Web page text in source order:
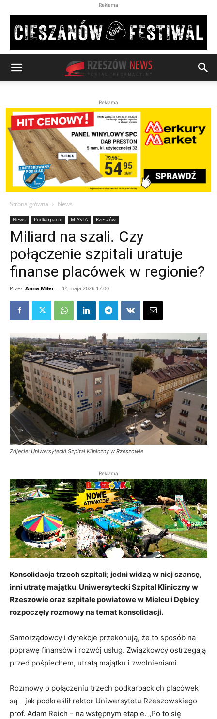
Reklama
Reklama
Strona główna News
News Podkarpacie MIASTA Rzeszów
Miliard na szali. Czy
połączenie szpitali uratuje
finanse placówek w regionie?
Przez Anna Miler - 14 maja 2026 17:00
Zdjęcie: Uniwersytecki Szpital Kliniczny w Rzeszowie
Reklama
Konsolidacja trzech szpitali; jedni widzą w niej szansę,
inni utratę majątku. Uniwersytecki Szpital Kliniczny w
Rzeszowie oraz szpitale powiatowe w Mielcu i Dębicy
rozpoczęły rozmowy na temat konsolidacji.
Samorządowcy i dyrekcje przekonują, że to sposób na
poprawę finansów i rozwój usług. Związkowcy ostrzegają
przed pośpiechem, utratą majątku i zwolnieniami.
Rozmowy o połączeniu trzech podkarpackich placówek
są – jak podkreślił rektor Uniwersytetu Rzeszowskiego
prof. Adam Reich – na wstępnym etapie. „Po to się